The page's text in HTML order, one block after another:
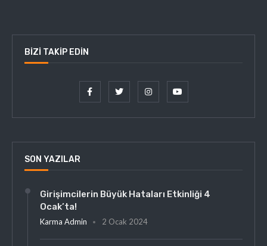
BIZI TAKIP EDIN
SON YAZILAR
Girişimcilerin Büyük Hataları Etkinliği 4
Ocak’ta!
Karma Admin 2 Ocak 2024